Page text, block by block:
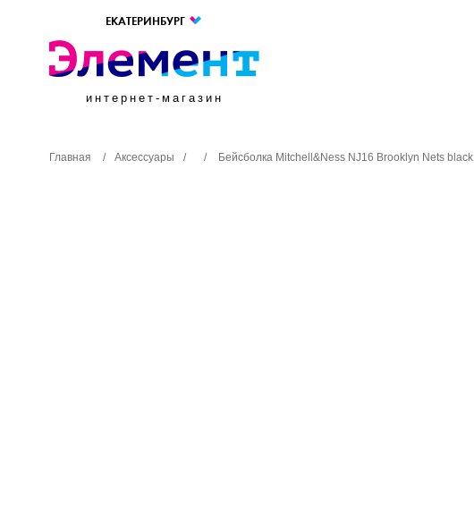
ЕКАТЕРИНБУРГ
интернет-магазин
Главная / Аксессуары / / Бейсболка Mitchell&Ness NJ16 Brooklyn Nets black